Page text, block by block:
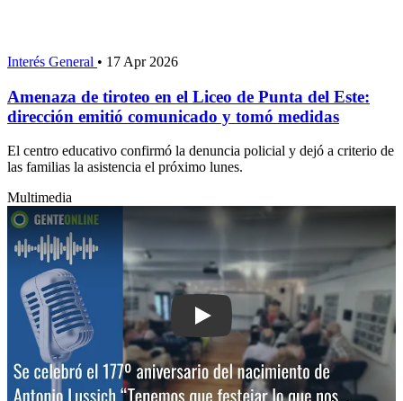
Interés General • 17 Apr 2026
Amenaza de tiroteo en el Liceo de Punta del Este:
dirección emitió comunicado y tomó medidas
El centro educativo confirmó la denuncia policial y dejó a criterio de
las familias la asistencia el próximo lunes.
Multimedia
Play: Se celebró un nuevo